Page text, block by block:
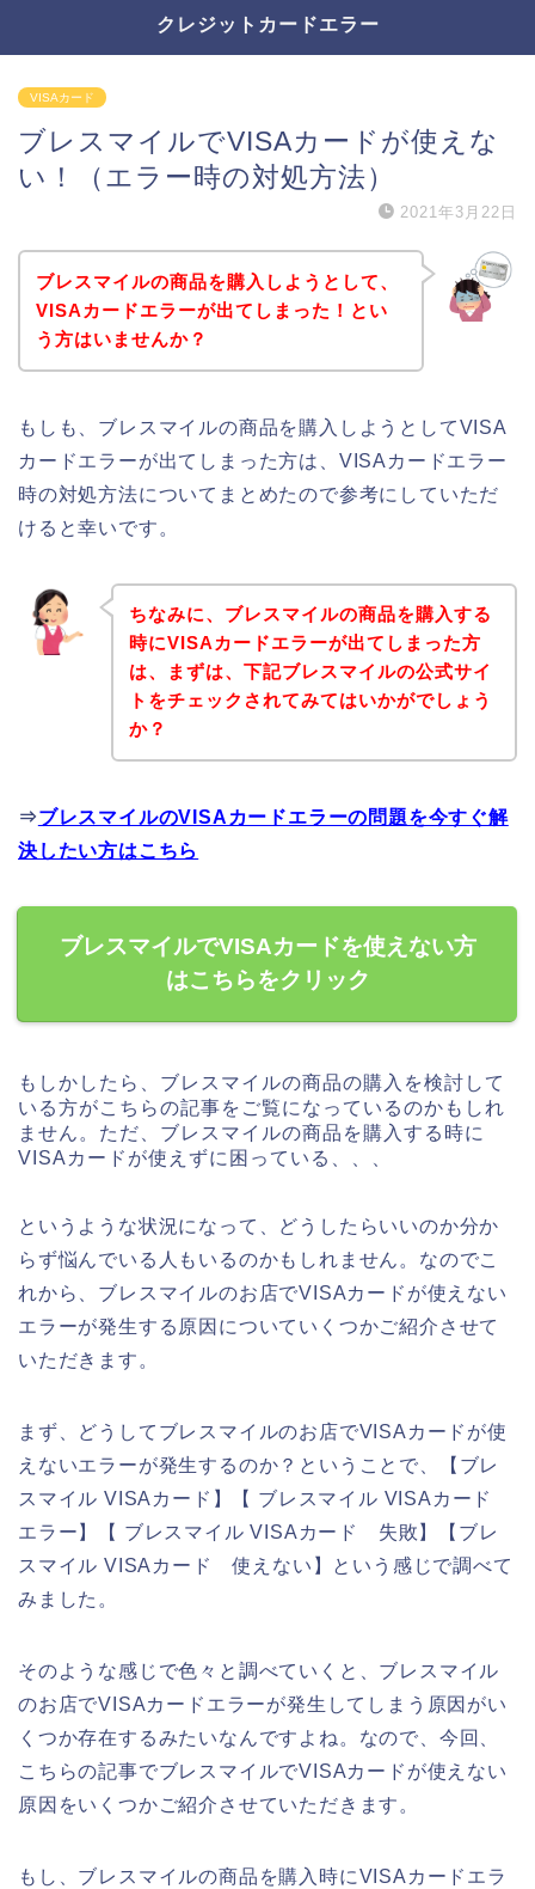
クレジットカードエラー
VISAカード
ブレスマイルでVISAカードが使えな
い！（エラー時の対処方法）
2021年3月22日
ブレスマイルの商品を購入しようとして、
VISAカードエラーが出てしまった！とい
う方はいませんか？
もしも、ブレスマイルの商品を購入しようとしてVISA
カードエラーが出てしまった方は、VISAカードエラー
時の対処方法についてまとめたので参考にしていただ
けると幸いです。
ちなみに、ブレスマイルの商品を購入する
時にVISAカードエラーが出てしまった方
は、まずは、下記ブレスマイルの公式サイ
トをチェックされてみてはいかがでしょう
か？
⇒ブレスマイルのVISAカードエラーの問題を今すぐ解
決したい方はこちら
ブレスマイルでVISAカードを使えない方
はこちらをクリック
もしかしたら、ブレスマイルの商品の購入を検討して
いる方がこちらの記事をご覧になっているのかもしれ
ません。ただ、ブレスマイルの商品を購入する時に
VISAカードが使えずに困っている、、、
というような状況になって、どうしたらいいのか分か
らず悩んでいる人もいるのかもしれません。なのでこ
れから、ブレスマイルのお店でVISAカードが使えない
エラーが発生する原因についていくつかご紹介させて
いただきます。
まず、どうしてブレスマイルのお店でVISAカードが使
えないエラーが発生するのか？ということで、【ブレ
スマイル VISAカード】【 ブレスマイル VISAカード
エラー】【 ブレスマイル VISAカード 失敗】【ブレ
スマイル VISAカード 使えない】という感じで調べて
みました。
そのような感じで色々と調べていくと、ブレスマイル
のお店でVISAカードエラーが発生してしまう原因がい
くつか存在するみたいなんですよね。なので、今回、
こちらの記事でブレスマイルでVISAカードが使えない
原因をいくつかご紹介させていただきます。
もし、ブレスマイルの商品を購入時にVISAカードエラ